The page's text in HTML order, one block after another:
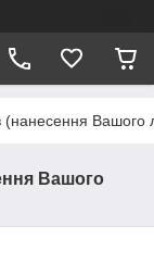
Вашого
Вашого